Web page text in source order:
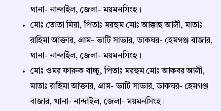
থানা- নান্দাইল, জেলা- ময়মনসিংহ।
মোঃ তোতা মিয়া, পিতাঃ মরহুম মোঃ আক্কাছ আলী, মাতাঃ
রাহিমা আক্তার, গ্রাম- ভাটি সাভার, ডাকঘর- হেমগঞ্জ বাজার,
থানা- নান্দাইল, জেলা- ময়মনসিংহ।
মোঃ ওমর ফারুক বাচ্চু, পিতাঃ মরহুম মোঃ আকবর আলী,
মাতাঃ রাহিমা আক্তার, গ্রাম- ভাটি সাভার, ডাকঘর- হেমগঞ্জ
বাজার, থানা- নান্দাইল, জেলা- ময়মনসিংহ।